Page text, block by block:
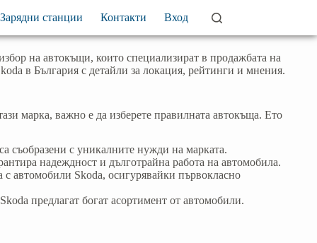
Зарядни станции Контакти Вход
на автокъщи, които специализират в продажбата на
в България с детайли за локация, рейтинги и мнения.
марка, важно е да изберете правилната автокъща. Ето
съобразени с уникалните нужди на марката.
надеждност и дълготрайна работа на автомобила.
автомобили Skoda, осигурявайки първокласно
предлагат богат асортимент от автомобили.